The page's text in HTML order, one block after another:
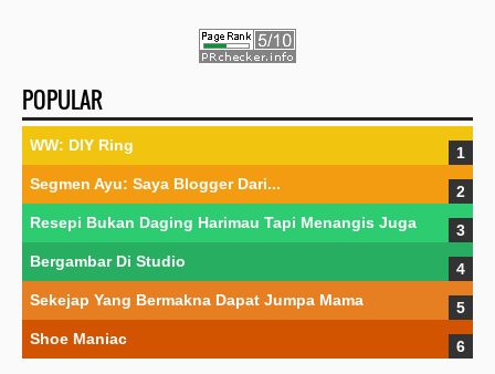
POPULAR
WW: DIY Ring
Segmen Ayu: Saya Blogger Dari...
Resepi Bukan Daging Harimau Tapi Menangis Juga
Bergambar Di Studio
Sekejap Yang Bermakna Dapat Jumpa Mama
Shoe Maniac